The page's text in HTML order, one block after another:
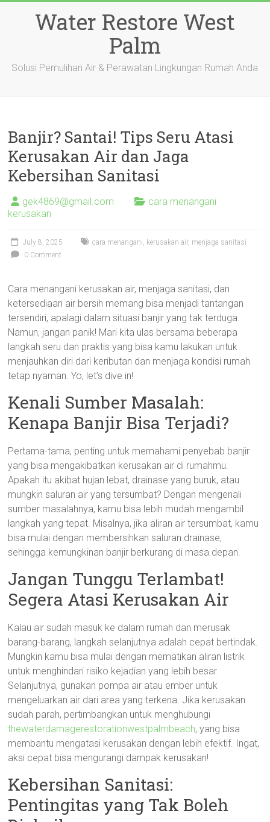
Water Restore West
Palm
Solusi Pemulihan Air & Perawatan Lingkungan Rumah Anda
Banjir? Santai! Tips Seru Atasi
Kerusakan Air dan Jaga
Kebersihan Sanitasi
gek4869@gmail.com
cara menangani
kerusakan
July 8, 2025 cara menangani, kerusakan air, menjaga sanitasi
0 Comment
Cara menangani kerusakan air, menjaga sanitasi, dan
ketersediaan air bersih memang bisa menjadi tantangan
tersendiri, apalagi dalam situasi banjir yang tak terduga.
Namun, jangan panik! Mari kita ulas bersama beberapa
langkah seru dan praktis yang bisa kamu lakukan untuk
menjauhkan diri dari keributan dan menjaga kondisi rumah
tetap nyaman. Yo, let’s dive in!
Kenali Sumber Masalah:
Kenapa Banjir Bisa Terjadi?
Pertama-tama, penting untuk memahami penyebab banjir
yang bisa mengakibatkan kerusakan air di rumahmu.
Apakah itu akibat hujan lebat, drainase yang buruk, atau
mungkin saluran air yang tersumbat? Dengan mengenali
sumber masalahnya, kamu bisa lebih mudah mengambil
langkah yang tepat. Misalnya, jika aliran air tersumbat, kamu
bisa mulai dengan membersihkan saluran drainase,
sehingga kemungkinan banjir berkurang di masa depan.
Jangan Tunggu Terlambat!
Segera Atasi Kerusakan Air
Kalau air sudah masuk ke dalam rumah dan merusak
barang-barang, langkah selanjutnya adalah cepat bertindak.
Mungkin kamu bisa mulai dengan mematikan aliran listrik
untuk menghindari risiko kejadian yang lebih besar.
Selanjutnya, gunakan pompa air atau ember untuk
mengeluarkan air dari area yang terkena. Jika kerusakan
sudah parah, pertimbangkan untuk menghubungi
thewaterdamagerestorationwestpalmbeach, yang bisa
membantu mengatasi kerusakan dengan lebih efektif. Ingat,
aksi cepat bisa mengurangi dampak kerusakan!
Kebersihan Sanitasi:
Pentingitas yang Tak Boleh